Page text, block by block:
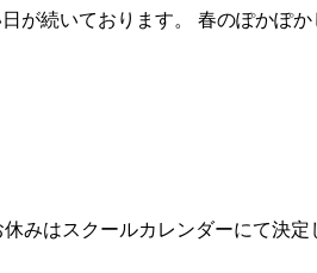
が続いております。 春のぽかぽ
みはスクールカレンダーにて決